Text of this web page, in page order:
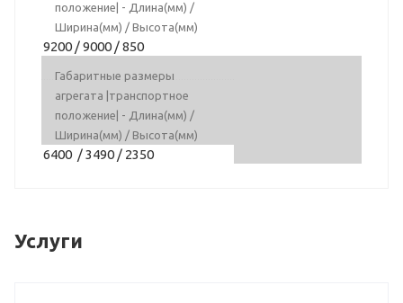
положение| - Длина(мм) /
Ширина(мм) / Высота(мм)
9200 / 9000 / 850
Габаритные размеры
агрегата |транспортное
положение| - Длина(мм) /
Ширина(мм) / Высота(мм)
6400 / 3490 / 2350
Услуги